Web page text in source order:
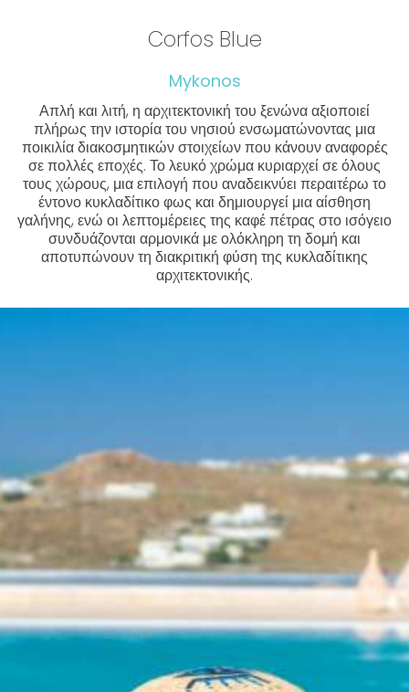
Corfos Blue
Mykonos
Απλή και λιτή, η αρχιτεκτονική του ξενώνα αξιοποιεί
πλήρως την ιστορία του νησιού ενσωματώνοντας μια
ποικιλία διακοσμητικών στοιχείων που κάνουν αναφορές
σε πολλές εποχές. Το λευκό χρώμα κυριαρχεί σε όλους
τους χώρους, μια επιλογή που αναδεικνύει περαιτέρω το
έντονο κυκλαδίτικο φως και δημιουργεί μια αίσθηση
γαλήνης, ενώ οι λεπτομέρειες της καφέ πέτρας στο ισόγειο
συνδυάζονται αρμονικά με ολόκληρη τη δομή και
αποτυπώνουν τη διακριτική φύση της κυκλαδίτικης
αρχιτεκτονικής.
Superb view
Overlooking Mykonos island &
Korfos beach
Guesthouses